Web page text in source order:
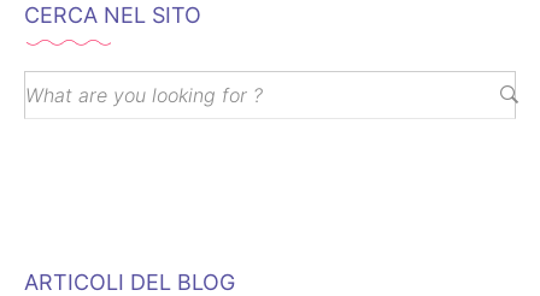
CERCA NEL SITO
ARTICOLI DEL BLOG